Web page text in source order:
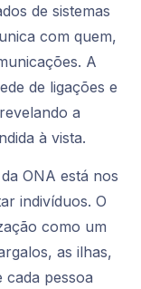
de sistemas
com quem,
A
de ligações e
a
à vista.
ONA está nos
indivíduos. O
como um
as ilhas,
pessoa